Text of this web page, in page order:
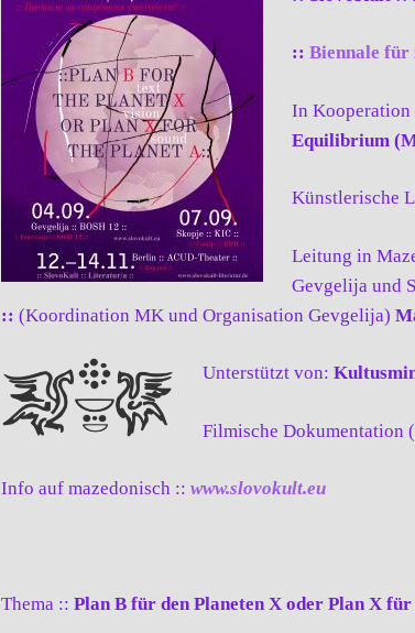
:: Biennale für
In Kooperation
Equilibrium
Künstlerische
Leitung in
Gevgelija und
:: (Koordination MK und Organisation Gevgelija)
Unterstützt von:
Filmische Dokumentation
Info auf mazedonisch :: www.slovokult.eu
Thema :: Plan B für den Planeten X oder Plan X für